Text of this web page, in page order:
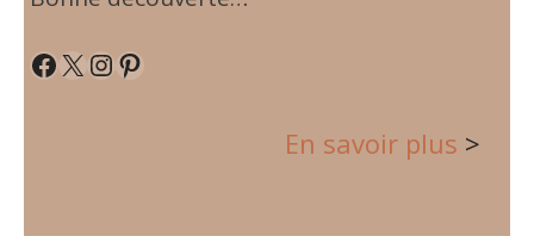
Facebook X InstagramPinterest
En savoir plus >